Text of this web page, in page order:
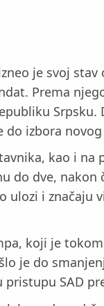
je svoj
Prema
do izbora
kao i
dve,
ulozi i
koji je
je do
SAD